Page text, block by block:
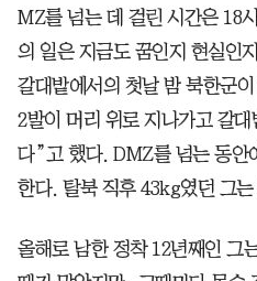
MZ를 넘는 데 걸린 시간은 18
의 일은 지금도 꿈인지 현실인
갈대밭에서의 첫날 밤 북한군
2발이 머리 위로 지나가고 갈
다”고 했다. DMZ를 넘는 동안
한다. 탈북 직후 43kg였던 그
올해로 남한 정착 12년째인 그